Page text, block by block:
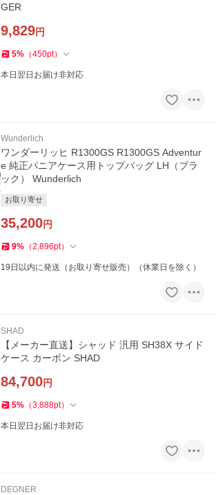
GER
9,829円
5% （450pt）
本日翌日お届け非対応
Wunderlich
ワンダーリッヒ R1300GS R1300GS Adventur
e 純正パニアケース用トップバッグ LH（ブラ
ック） Wunderlich
お取り寄せ
35,200円
9% （2,896pt）
19日以内に発送（お取り寄せ販売）（休業日を除く）
SHAD
【メーカー直送】シャッド 汎用 SH38X サイド
ケース カーボン SHAD
84,700円
5% （3,888pt）
本日翌日お届け非対応
DEGNER